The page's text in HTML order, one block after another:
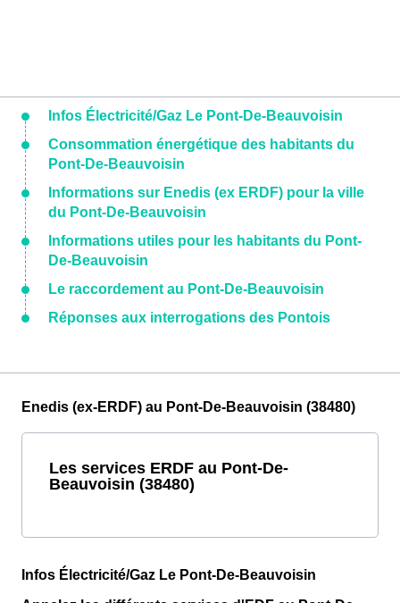
Infos Électricité/Gaz Le Pont-De-Beauvoisin
Consommation énergétique des habitants du
Pont-De-Beauvoisin
Informations sur Enedis (ex ERDF) pour la ville
du Pont-De-Beauvoisin
Informations utiles pour les habitants du Pont-
De-Beauvoisin
Le raccordement au Pont-De-Beauvoisin
Réponses aux interrogations des Pontois
Enedis (ex-ERDF) au Pont-De-Beauvoisin (38480)
Les services ERDF au Pont-De-
Beauvoisin (38480)
Infos Électricité/Gaz Le Pont-De-Beauvoisin